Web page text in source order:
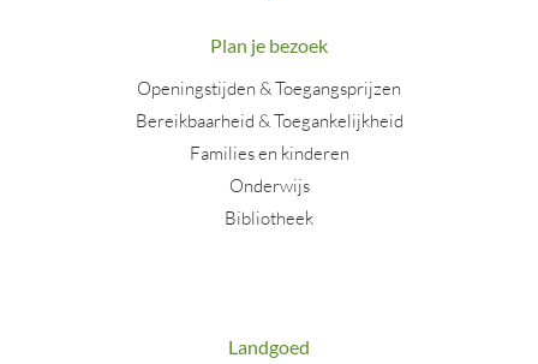
Plan je bezoek
Openingstijden & Toegangsprijzen
Bereikbaarheid & Toegankelijkheid
Families en kinderen
Onderwijs
Bibliotheek
Landgoed